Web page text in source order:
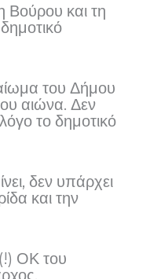
Βούρου και τη
του Δήμου
αιώνα. Δεν
το δημοτικό
δεν υπάρχει
και την
ΟΚ του